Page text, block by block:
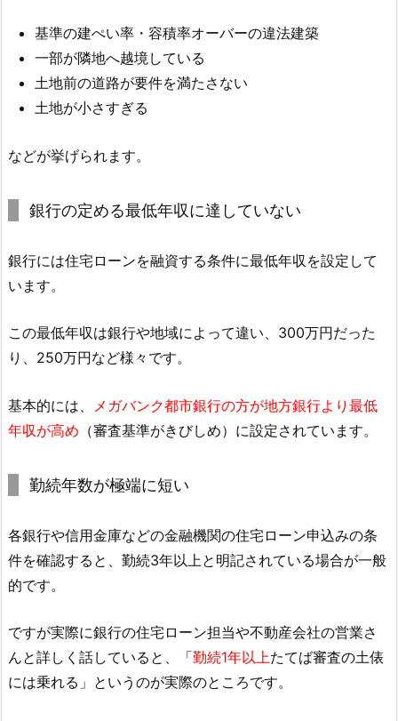
基準の建ぺい率・容積率オーバーの違法建築
一部が隣地へ越境している
土地前の道路が要件を満たさない
土地が小さすぎる
などが挙げられます。
銀行の定める最低年収に達していない
銀行には住宅ローンを融資する条件に最低年収を設定して
います。
この最低年収は銀行や地域によって違い、300万円だった
り、250万円など様々です。
基本的には、
メガバンク都市銀行の方が地方銀行より最低
年収が高め （審査基準がきびしめ）に設定されています。
勤続年数が極端に短い
各銀行や信用金庫などの金融機関の住宅ローン申込みの条
件を確認すると、勤続3年以上と明記されている場合が一般
的です。
ですが実際に銀行の住宅ローン担当や不動産会社の営業さ
んと詳しく話していると、「勤続1年以上たてば審査の土俵
には乗れる」というのが実際のところです。